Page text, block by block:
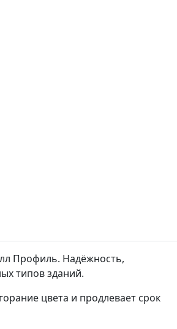
Профиль. Надёжность,
типов зданий.
цвета и продлевает срок